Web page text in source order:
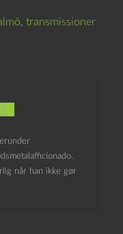
, transmissioner
når han ikke gør